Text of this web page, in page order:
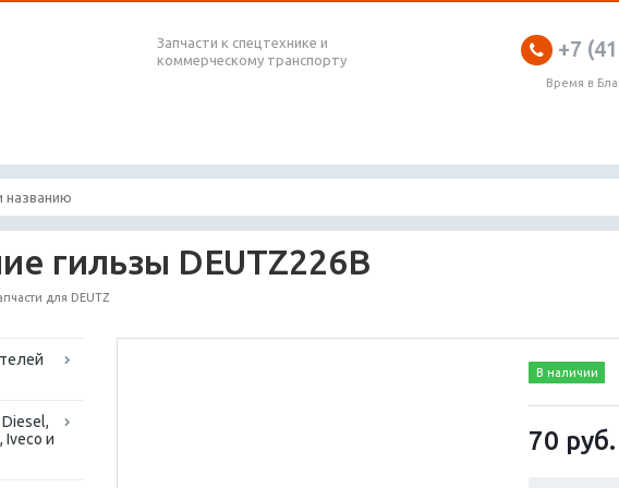
Запчасти к спецтехнике и
коммерческому транспорту
+7
Время в
гильзы DEUTZ226B
для DEUTZ
Diesel,
Iveco и
В наличии
70 руб.